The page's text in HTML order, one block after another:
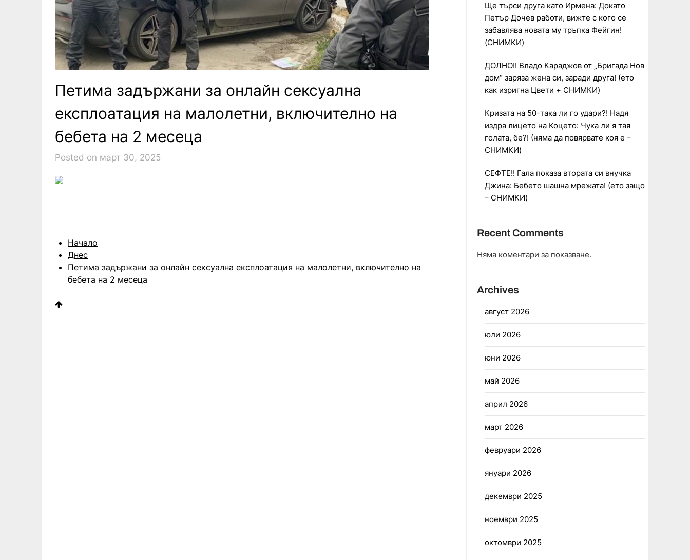
Петима задържани за онлайн сексуална
експлоатация на малолетни, включително на
бебета на 2 месеца
Posted on март 30, 2025
Начало
Днес
Петима задържани за онлайн сексуална експлоатация на малолетни, включително на
бебета на 2 месеца
Ще търси друга като Ирмена: Докато
Петър Дочев работи, вижте с кого се
забавлява новата му тръпка Фейгин!
(СНИМКИ)
ДОЛНО!! Владо Караджов от „Бригада Нов
дом“ заряза жена си, заради друга! (ето
как изригна Цвети + СНИМКИ)
Кризата на 50-така ли го удари?! Надя
издра лицето на Коцето: Чука ли я тая
голата, бе?! (няма да повярвате коя е –
СНИМКИ)
СЕФТЕ!! Гала показа втората си внучка
Джина: Бебето шашна мрежата! (ето защо
– СНИМКИ)
Recent Comments
Няма коментари за показване.
Archives
август 2026
юли 2026
юни 2026
май 2026
април 2026
март 2026
февруари 2026
януари 2026
декември 2025
ноември 2025
октомври 2025